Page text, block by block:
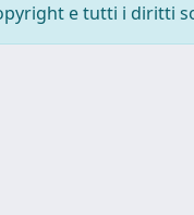
e tutti i diritti